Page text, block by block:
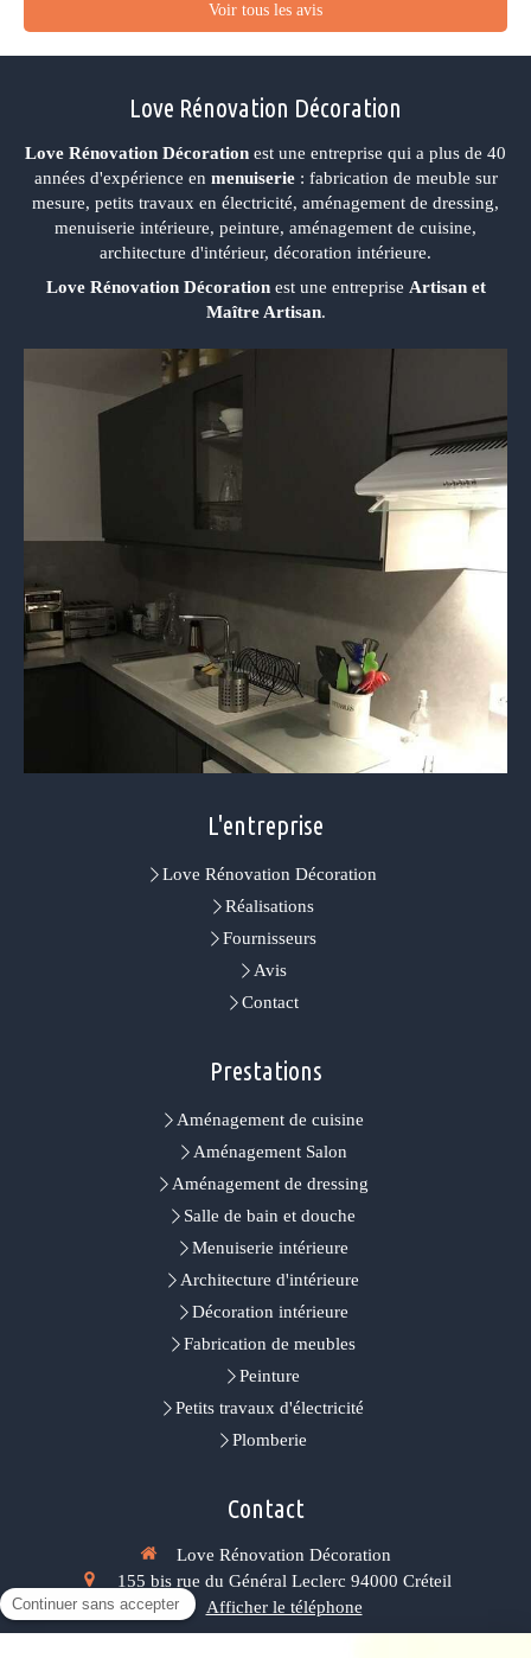
Voir tous les avis
Love Rénovation Décoration
Love Rénovation Décoration est une entreprise qui a plus de 40
années d'expérience en menuiserie: fabrication de meuble sur
mesure, petits travaux en électricité, aménagement de dressing,
menuiserie intérieure, peinture, aménagement de cuisine,
architecture d'intérieur, décoration intérieure.
Love Rénovation Décorationest une entreprise Artisan et
Maître Artisan.
L'entreprise
Love Rénovation Décoration
Réalisations
Fournisseurs
Avis
Contact
Prestations
Aménagement de cuisine
Aménagement Salon
Aménagement de dressing
Salle de bain et douche
Menuiserie intérieure
Architecture d'intérieure
Décoration intérieure
Fabrication de meubles
Peinture
Petits travaux d'électricité
Plomberie
Contact
Love Rénovation Décoration
155 bis rue du Général Leclerc 94000 Créteil
Afficher le téléphone